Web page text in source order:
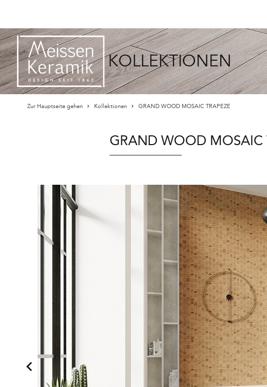
KOLLEKTIONEN
Zur Hauptseite gehen Kollektionen GRAND WOOD MOSAIC TRAPEZE
GRAND WOOD MOSAIC